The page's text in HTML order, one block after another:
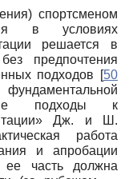
спортсменом
в условиях
решается в
предпочтения
подходов
[50
подходы к
Дж. и Ш.
работа
и апробации
ее часть должна